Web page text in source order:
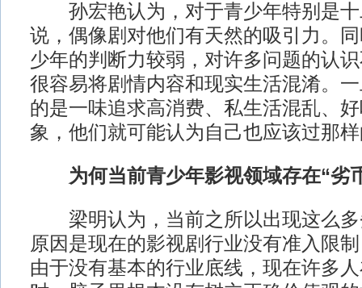
孙宏艳认为，对于青少年特别是十
说，偶像剧对他们有天然的吸引力。
少年的判断力较弱，对许多问题的认
很容易将剧情内容和现实生活混淆。
的是一味追求高消费、私生活混乱、
象，他们就可能认为自己也应该过那
为何当前青少年影视领域存在“劣
梁明认为，当前之所以出现这么多
原因是现在的影视剧行业没有准入限
由于没有基本的行业底线，现在许多